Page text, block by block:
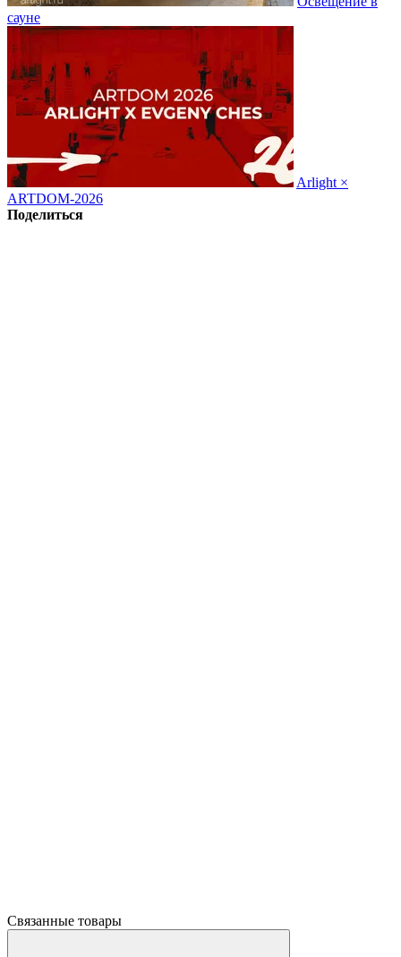
сауне
Arlight ×
ARTDOM-2026
Поделиться
Связанные товары